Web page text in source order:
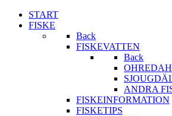
START
FISKE
Back
FISKEVATTEN
Back
ANDRA
FISKEINFORMATION
FISKETIPS